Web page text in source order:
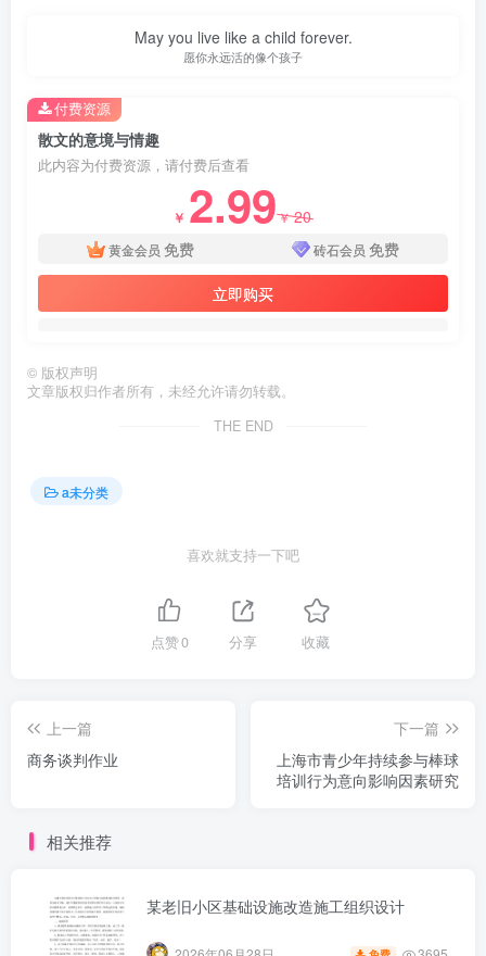
The questions you ask determine the quality of your life.
你生活的品质取决于你所提出的问题
散文的意境与情趣
此内容为付费资源，请付费后查看
￥ 2.99￥20
黄金会员 免费 砖石会员 免费
立即购买
付费资源
© 版权声明
文章版权归作者所有，未经允许请勿转载。
THE END
a未分类
喜欢就支持一下吧
点赞0 分享 收藏
上一篇
商务谈判作业
下一篇
上海市青少年持续参与棒球
培训行为意向影响因素研究
相关推荐
某老旧小区基础设施改造施工组织设计